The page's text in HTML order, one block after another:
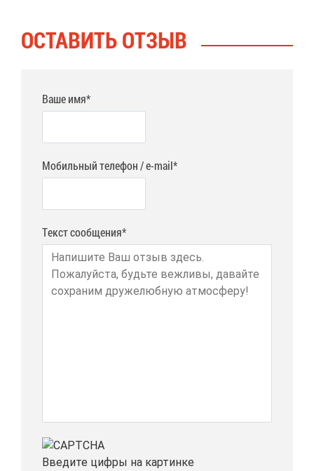
ОСТА­ВИТЬ ОТ­ЗЫВ
Ваше имя*
Мобильный телефон / e-mail*
Текст сообщения*
Вве­ди­те циф­ры на кар­тин­ке